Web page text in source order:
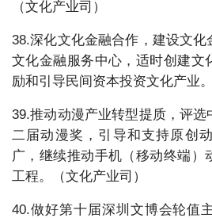
（文化产业司）
38.深化文化金融合作，建设文
文化金融服务中心，适时创建文
励和引导民间资本投资文化产业
39.推动动漫产业转型提质，评
二届动漫奖，引导和支持原创
广，继续推动手机（移动终端）
工程。（文化产业司）
40.做好第十届深圳文博会轮值